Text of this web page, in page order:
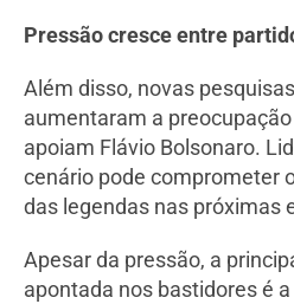
Pressão cresce entre
Além disso, novas
aumentaram a
apoiam Flávio Bolsonaro.
cenário pode comprometer
das legendas nas próximas
Apesar da pressão, a
apontada nos bastidores é